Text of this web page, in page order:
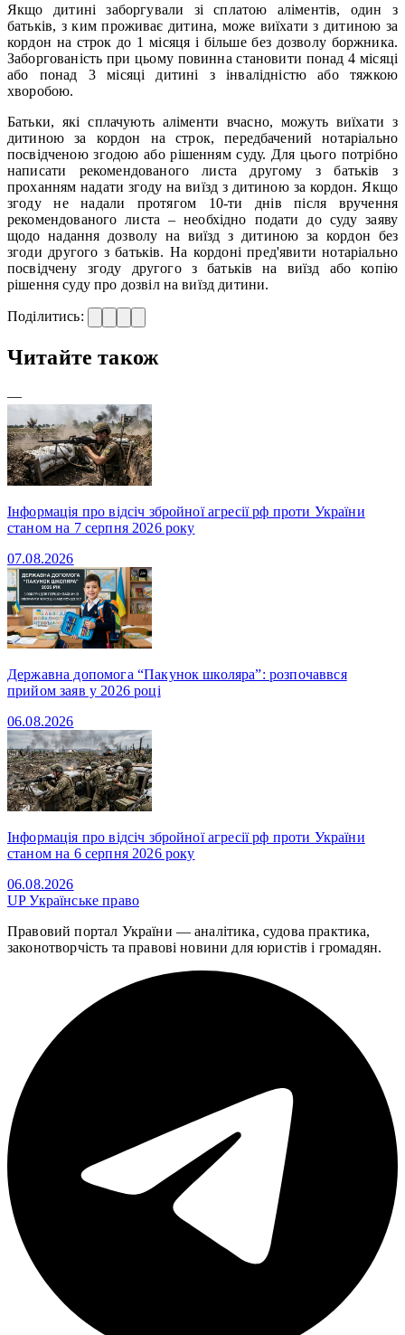
Якщо дитині заборгували зі сплатою аліментів, один з
батьків, з ким проживає дитина, може виїхати з дитиною за
кордон на строк до 1 місяця і більше без дозволу боржника.
Заборгованість при цьому повинна становити понад 4 місяці
або понад 3 місяці дитині з інвалідністю або тяжкою
хворобою.
Батьки, які сплачують аліменти вчасно, можуть виїхати з
дитиною за кордон на строк, передбачений нотаріально
посвідченою згодою або рішенням суду. Для цього потрібно
написати рекомендованого листа другому з батьків з
проханням надати згоду на виїзд з дитиною за кордон. Якщо
згоду не надали протягом 10-ти днів після вручення
рекомендованого листа – необхідно подати до суду заяву
щодо надання дозволу на виїзд з дитиною за кордон без
згоди другого з батьків. На кордоні пред'явити нотаріально
посвідчену згоду другого з батьків на виїзд або копію
рішення суду про дозвіл на виїзд дитини.
Поділитись:
Читайте також
—
Інформація про відсіч збройної агресії рф проти України
станом на 7 серпня 2026 року
07.08.2026
Державна допомога “Пакунок школяра”: розпочаввся
прийом заяв у 2026 році
06.08.2026
Інформація про відсіч збройної агресії рф проти України
станом на 6 серпня 2026 року
06.08.2026
UPУкраїнське право
Правовий портал України — аналітика, судова практика,
законотворчість та правові новини для юристів і громадян.